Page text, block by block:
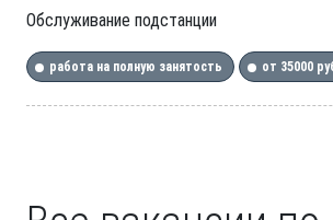
Обслуживание подстанции
работа на полную занятость от 35000